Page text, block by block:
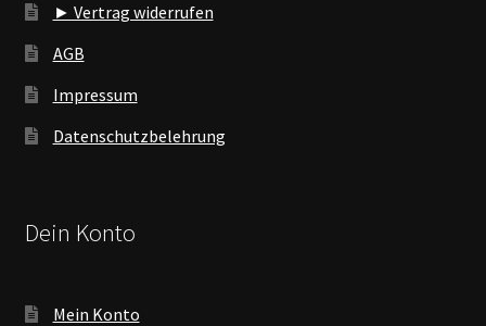
► Vertrag widerrufen
AGB
Impressum
Datenschutzbelehrung
Dein Konto
Mein Konto